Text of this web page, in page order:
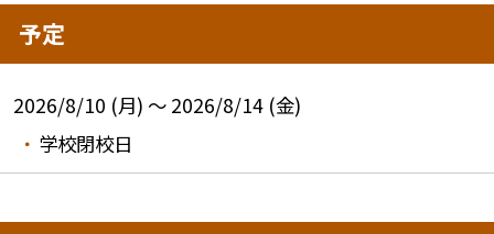
予定
2026/8/10 (月) ～ 2026/8/14 (金)
学校閉校日